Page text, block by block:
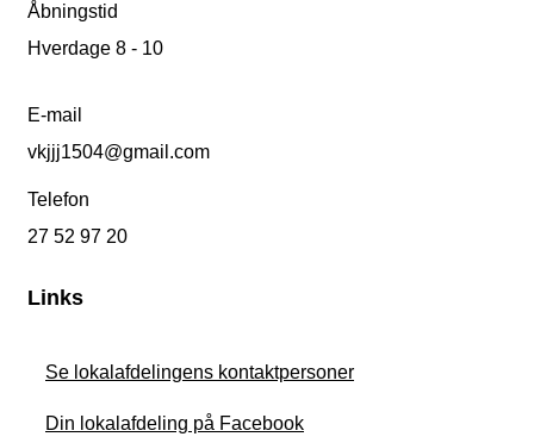
Åbningstid
Hverdage 8 - 10
E-mail
vkjjj1504@gmail.com
Telefon
27 52 97 20
Links
Se lokalafdelingens kontaktpersoner
Din lokalafdeling på Facebook